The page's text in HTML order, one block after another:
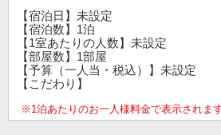
【宿泊日】未設定
【宿泊数】1泊
【1室あたりの人数】未設定
【部屋数】1部屋
【予算（一人当・税込）】未設定
【こだわり】
※1泊あたりのお一人様料金で表示されます